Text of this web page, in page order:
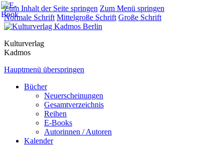
Zum Inhalt der Seite springen Zum Menü springen
Normale Schrift Mittelgroße Schrift Große Schrift
Kulturverlag
Kadmos
Hauptmenü überspringen
Bücher
Neuerscheinungen
Gesamtverzeichnis
Reihen
E-Books
Autorinnen / Autoren
Kalender